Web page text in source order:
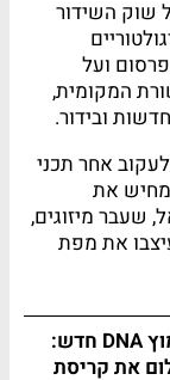
שוק השידור
ועל
המקומית,
ובידור.
אחר תכני
את
שעבר מיזוגים,
את מפת
חריש בתוכן ואימוץ DNA חדש:
13 תבלום את קריסת